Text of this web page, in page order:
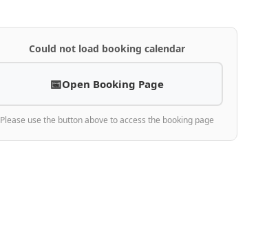
Could not load booking calendar
Open Booking Page
Please use the button above to access the booking page